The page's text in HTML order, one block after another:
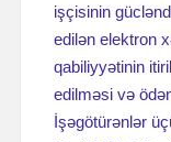
işçisinin
edilən elektron
qabiliyyətinin
edilməsi və
İşəgötürənlər